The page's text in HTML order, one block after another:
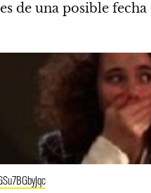
de una posible fecha